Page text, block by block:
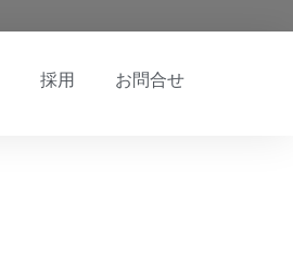
採用 お問合せ